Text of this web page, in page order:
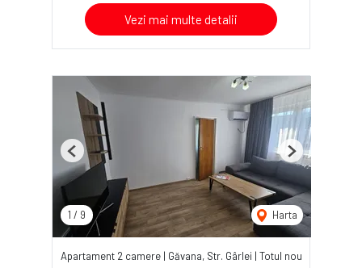
Vezi mai multe detalii
1 / 9 Harta
Previous Next
Apartament 2 camere | Găvana, Str. Gârlei | Totul nou